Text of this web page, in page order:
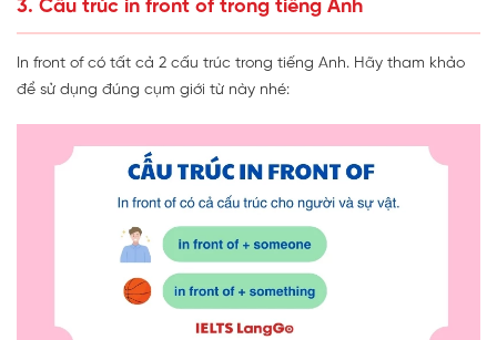
3. Cấu trúc in front of trong tiếng Anh
In front of có tất cả 2 cấu trúc trong tiếng Anh. Hãy tham khảo
để sử dụng đúng cụm giới từ này nhé: